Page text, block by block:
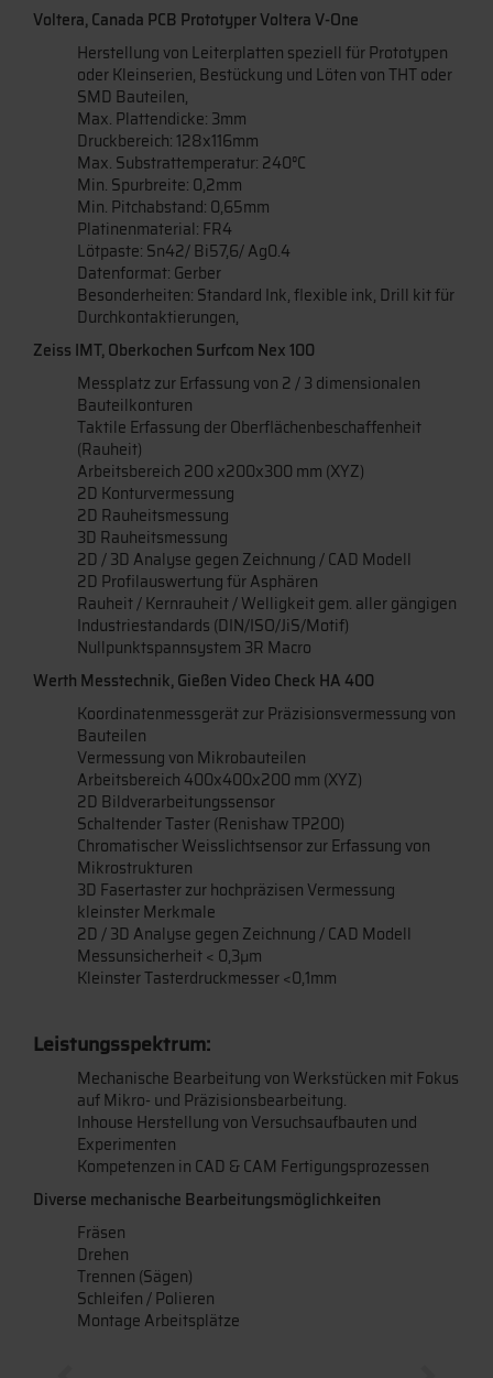
Voltera, Canada PCB Prototyper Voltera V-One
Herstellung von Leiterplatten speziell für Prototypen
oder Kleinserien, Bestückung und Löten von THT oder
SMD Bauteilen,
Max. Plattendicke: 3mm
Druckbereich: 128x116mm
Max. Substrattemperatur: 240°C
Min. Spurbreite: 0,2mm
Min. Pitchabstand: 0,65mm
Platinenmaterial: FR4
Lötpaste: Sn42/ Bi57,6/ Ag0.4
Datenformat: Gerber
Besonderheiten: Standard Ink, flexible ink, Drill kit für
Durchkontaktierungen,
Zeiss IMT, Oberkochen Surfcom Nex 100
Messplatz zur Erfassung von 2 / 3 dimensionalen
Bauteilkonturen
Taktile Erfassung der Oberflächenbeschaffenheit
(Rauheit)
Arbeitsbereich 200 x200x300 mm (XYZ)
2D Konturvermessung
2D Rauheitsmessung
3D Rauheitsmessung
2D / 3D Analyse gegen Zeichnung / CAD Modell
2D Profilauswertung für Asphären
Rauheit / Kernrauheit / Welligkeit gem. aller gängigen
Industriestandards (DIN/ISO/JiS/Motif)
Nullpunktspannsystem 3R Macro
Werth Messtechnik, Gießen Video Check HA 400
Koordinatenmessgerät zur Präzisionsvermessung von
Bauteilen
Vermessung von Mikrobauteilen
Arbeitsbereich 400x400x200 mm (XYZ)
2D Bildverarbeitungssensor
Schaltender Taster (Renishaw TP200)
Chromatischer Weisslichtsensor zur Erfassung von
Mikrostrukturen
3D Fasertaster zur hochpräzisen Vermessung
kleinster Merkmale
2D / 3D Analyse gegen Zeichnung / CAD Modell
Messunsicherheit < 0,3µm
Kleinster Tasterdruckmesser <0,1mm
Leistungsspektrum:
Mechanische Bearbeitung von Werkstücken mit Fokus
auf Mikro- und Präzisionsbearbeitung.
Inhouse Herstellung von Versuchsaufbauten und
Experimenten
Kompetenzen in CAD & CAM Fertigungsprozessen
Diverse mechanische Bearbeitungsmöglichkeiten
Fräsen
Drehen
Trennen (Sägen)
Schleifen / Polieren
Montage Arbeitsplätze